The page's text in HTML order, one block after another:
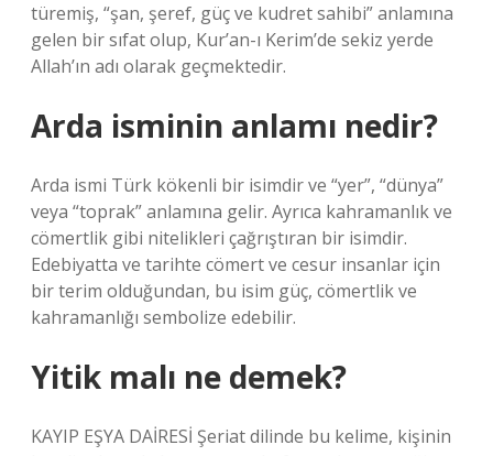
türemiş, “şan, şeref, güç ve kudret sahibi” anlamına
gelen bir sıfat olup, Kur’an-ı Kerim’de sekiz yerde
Allah’ın adı olarak geçmektedir.
Arda isminin anlamı nedir?
Arda ismi Türk kökenli bir isimdir ve “yer”, “dünya”
veya “toprak” anlamına gelir. Ayrıca kahramanlık ve
cömertlik gibi nitelikleri çağrıştıran bir isimdir.
Edebiyatta ve tarihte cömert ve cesur insanlar için
bir terim olduğundan, bu isim güç, cömertlik ve
kahramanlığı sembolize edebilir.
Yitik malı ne demek?
KAYIP EŞYA DAİRESİ Şeriat dilinde bu kelime, kişinin